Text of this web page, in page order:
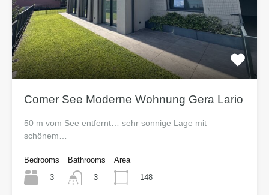
Comer See Moderne Wohnung Gera Lario
50 m vom See entfernt… sehr sonnige Lage mit
schönem…
Bedrooms
3
Bathrooms
3
Area
148